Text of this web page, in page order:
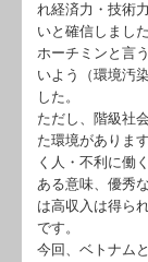
れ経済力・技術
いと確信しました
ホーチミンと言
いよう（環境汚
した。
ただし、階級社
た環境がありま
く人・不利に働
ある意味、優秀
は高収入は得ら
です。
今回、ベトナム